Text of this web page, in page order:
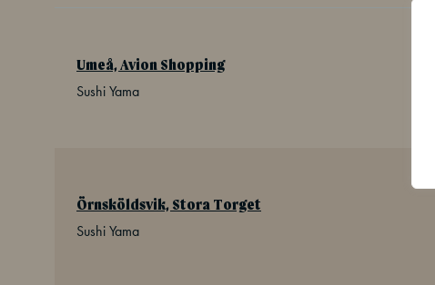
Umeå, Avion Shopping
Sushi Yama
Örnsköldsvik, Stora Torget
Sushi Yama